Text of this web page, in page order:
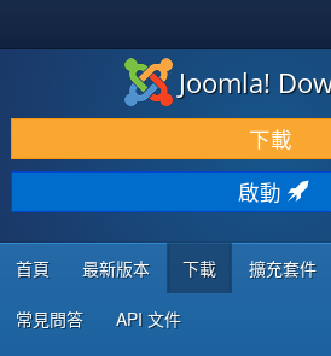
下載 & 擴充
發現 & 學習
社群 & 支援
程式者資源
Joomla!
下載
啟動
首頁 最新版本 下載 擴充套件
常見問答 API 文件